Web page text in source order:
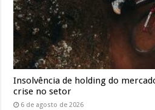
Insolvência de holding do
crise no setor
6 de agosto de 2026